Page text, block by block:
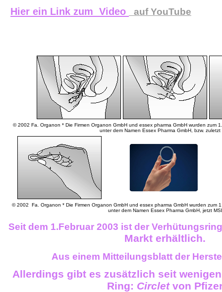
Hier ein Link zum Video auf YouTube
© 2002 Fa. Organon * Die Firmen Organon GmbH und essex pharma GmbH wurden zum
unter dem Namen Essex Pharma GmbH, bzw. zuletzt
© 2002 Fa. Organon * Die Firmen Organon GmbH und essex pharma GmbH wurden zum
unter dem Namen Essex Pharma GmbH, jetzt
Seit dem 1.Februar 2003 ist der Verhütungsring
Markt erhältlich.
Aus einem Mitteilungsblatt der
Allerdings gibt es zusätzlich seit
Ring: Circletvon